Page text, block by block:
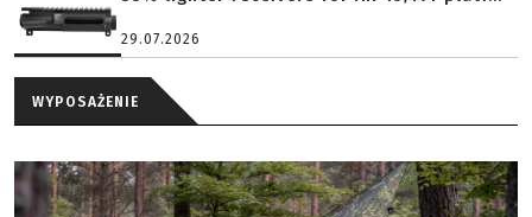
29.07.2026
WYPOSAŻENIE